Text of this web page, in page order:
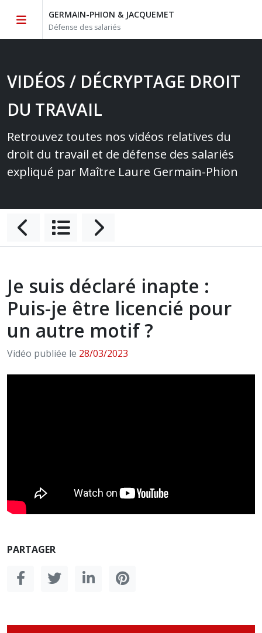
GERMAIN-PHION & JACQUEMET
Défense des salariés
VIDÉOS / DÉCRYPTAGE DROIT
DU TRAVAIL
Retrouvez toutes nos vidéos relatives du
droit du travail et de défense des salariés
expliqué par Maître Laure Germain-Phion
Je suis déclaré inapte :
Puis-je être licencié pour
un autre motif ?
Vidéo publiée le 28/03/2023
PARTAGER